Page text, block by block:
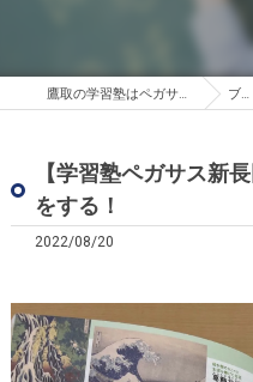
鷹取の学習塾はペガサス新長田教室 ブログ
【学習塾ペガサス新
をする！
2022/08/20